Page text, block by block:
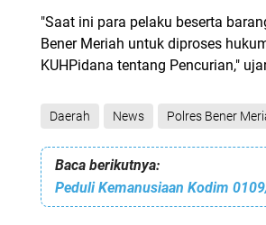
"Saat ini para pelaku beserta
Bener Meriah untuk diproses
KUHPidana tentang Pencurian,"
Daerah News Polres Bener
Baca berikutnya: